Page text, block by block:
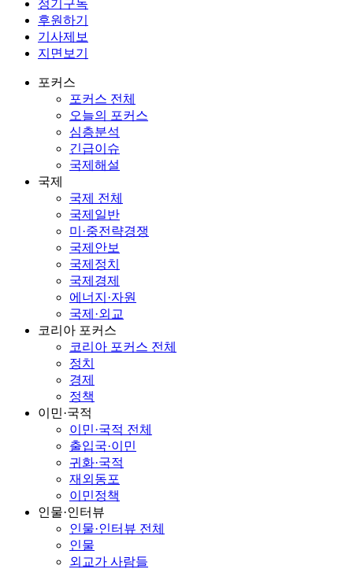
정기구독
후원하기
기사제보
지면보기
포커스
포커스 전체
오늘의 포커스
심층분석
긴급이슈
국제해설
국제
국제 전체
국제일반
미·중전략경쟁
국제안보
국제정치
국제경제
에너지·자원
국제·외교
코리아 포커스
코리아 포커스 전체
정치
경제
정책
이민·국적
이민·국적 전체
출입국·이민
귀화·국적
재외동포
이민정책
인물·인터뷰
인물·인터뷰 전체
인물
외교가 사람들